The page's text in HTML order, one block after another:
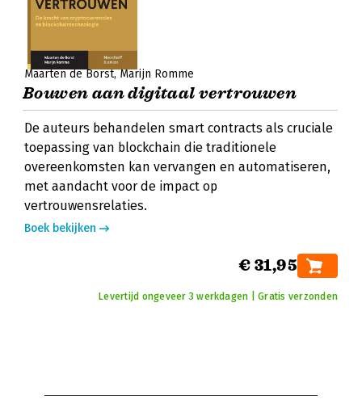
Maarten de Borst Marijn Romme
Bouwen aan digitaal vertrouwen
De auteurs behandelen smart contracts als cruciale
toepassing van blockchain die traditionele
overeenkomsten kan vervangen en automatiseren,
met aandacht voor de impact op
vertrouwensrelaties.
Boek bekijken
€ 31,95
Levertijd ongeveer 3 werkdagen | Gratis verzonden